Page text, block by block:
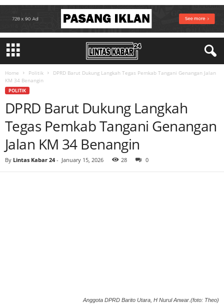
Home Politik
DPRD Barut Dukung Langkah Tegas Pemkab Tangani Genangan Jalan
KM 34 Benangin
POLITIK
DPRD Barut Dukung Langkah
Tegas Pemkab Tangani Genangan
Jalan KM 34 Benangin
By Lintas Kabar 24- January 15, 2026 28 0
Anggota DPRD Barito Utara, H Nurul Anwar.(foto: Theo)